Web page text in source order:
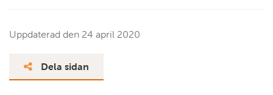
Uppdaterad den 24 april 2020
Dela sidan